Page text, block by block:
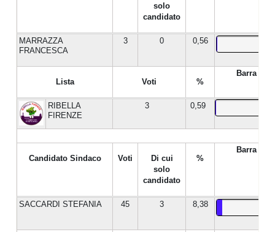
solo
candidato
MARRAZZA
FRANCESCA
3 0 0,56
Lista Voti %
Barra %
RIBELLA
FIRENZE
3 0,59
Candidato Sindaco Voti
Di cui
solo
candidato
%
Barra %
SACCARDI STEFANIA 45 3 8,38